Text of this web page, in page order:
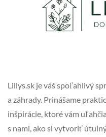
Lillys.sk je váš spoľahlivý
a záhrady. Prinášame
inšpirácie, ktoré vám
s nami, ako si vytvoriť